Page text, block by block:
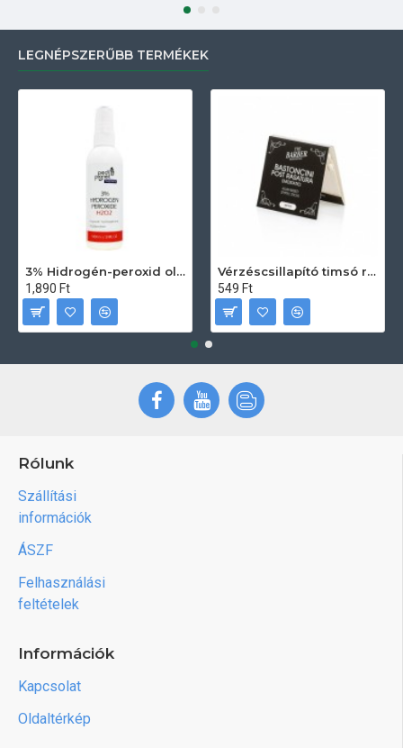
LEGNÉPSZERŰBB TERMÉKEK
3% Hidrogén-peroxid oldat (sebfertőtlenítő) 100ml
1,890 Ft
Vérzéscsillapító timsó rúd 20db
549 Ft
Rólunk
Szállítási
információk
ÁSZF
Felhasználási
feltételek
Információk
Kapcsolat
Oldaltérkép